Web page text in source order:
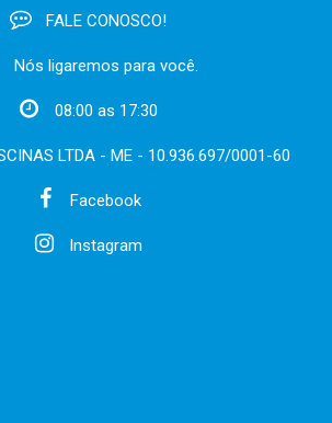
FALE CONOSCO!
Nós ligaremos para você.
08:00 as 17:30
LTDA - ME - 10.936.697/0001-60
Facebook
Instagram